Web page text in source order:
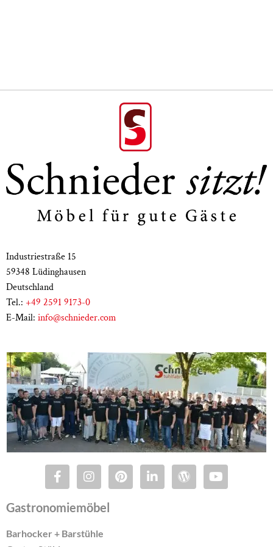
Sitzbreite 50 cm
Gesamttiefe 57 cm
Sitztiefe 42 cm
Industriestraße 15
59348 Lüdinghausen
Deutschland
Tel.: +49 2591 9173-0
E-Mail: info@schnieder.com
Gastronomiemöbel
Barhocker + Barstühle